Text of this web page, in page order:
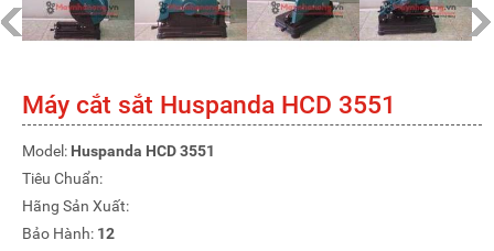
Máy cắt sắt Huspanda HCD 3551
Model: Huspanda HCD 3551
Tiêu Chuẩn:
Hãng Sản Xuất:
Bảo Hành: 12